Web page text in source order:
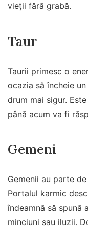
vieții fără grabă.
Taur
Taurii primesc o
ocazia să încheie
drum mai sigur.
până acum va fi
Gemeni
Gemenii au parte
Portalul karmic
îndeamnă să spună
minciuni sau iluzii.